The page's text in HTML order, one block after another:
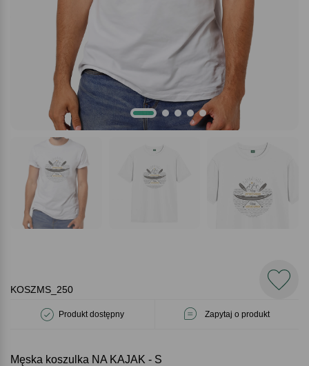
KOSZMS_250
Produkt dostępny Zapytaj o produkt
Męska koszulka NA KAJAK - S